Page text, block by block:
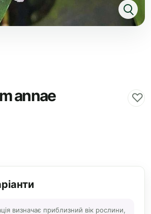
annae ♡
визначає приблизний вік рослини,